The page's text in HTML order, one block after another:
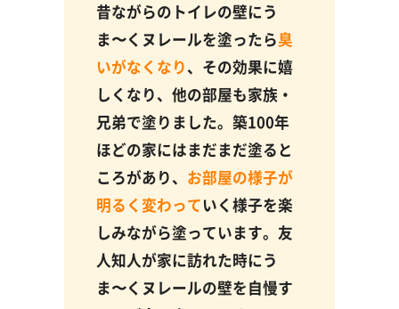
昔ながらのトイレの壁にう
ま〜くヌレールを塗ったら臭
いがなくなり、その効果に嬉
しくなり、他の部屋も家族・
兄弟で塗りました。築100年
ほどの家にはまだまだ塗ると
ころがあり、 お部屋の様子が
明るく変わっていく様子を楽
しみながら塗っています。友
人知人が家に訪れた時にう
ま〜くヌレールの壁を自慢す